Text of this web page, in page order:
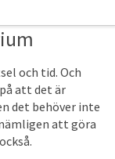
och tid. Och
att det är
det behöver inte
att göra